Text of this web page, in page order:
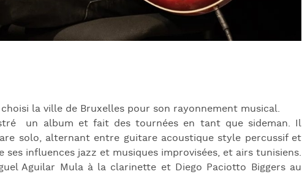
la ville de Bruxelles pour son rayonnement musical.
un album et fait des tournées en tant que sideman. Il
solo, alternant entre guitare acoustique style percussif et
influences jazz et musiques improvisées, et airs tunisiens.
Aguilar Mula à la clarinette et Diego Paciotto Biggers au